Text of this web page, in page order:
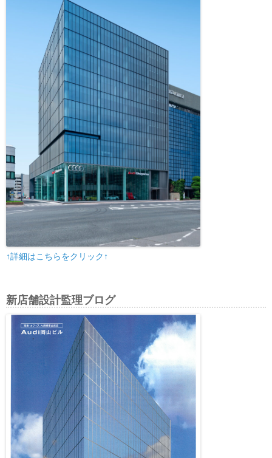
↑詳細はこちらをクリック↑
新店舗設計監理ブログ